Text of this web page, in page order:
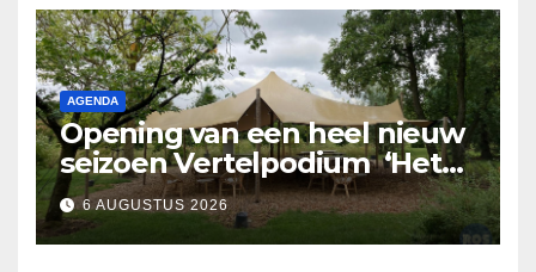
AGENDA
Opening van een heel nieuw
seizoen Vertelpodium ‘Het
Lopende Vuur’. Landelijke
verhalen in Bomentuin D’n
Hooidonk
6 AUGUSTUS 2026